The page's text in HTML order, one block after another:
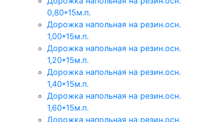
0,80*15м.п.
Дорожка напольная на резин.осн.
1,00*15м.п.
Дорожка напольная на резин.осн.
1,20*15м.п.
Дорожка напольная на резин.осн.
1,40*15м.п.
Дорожка напольная на резин.осн.
1,60*15м.п.
Дорожка напольная на резин.осн.